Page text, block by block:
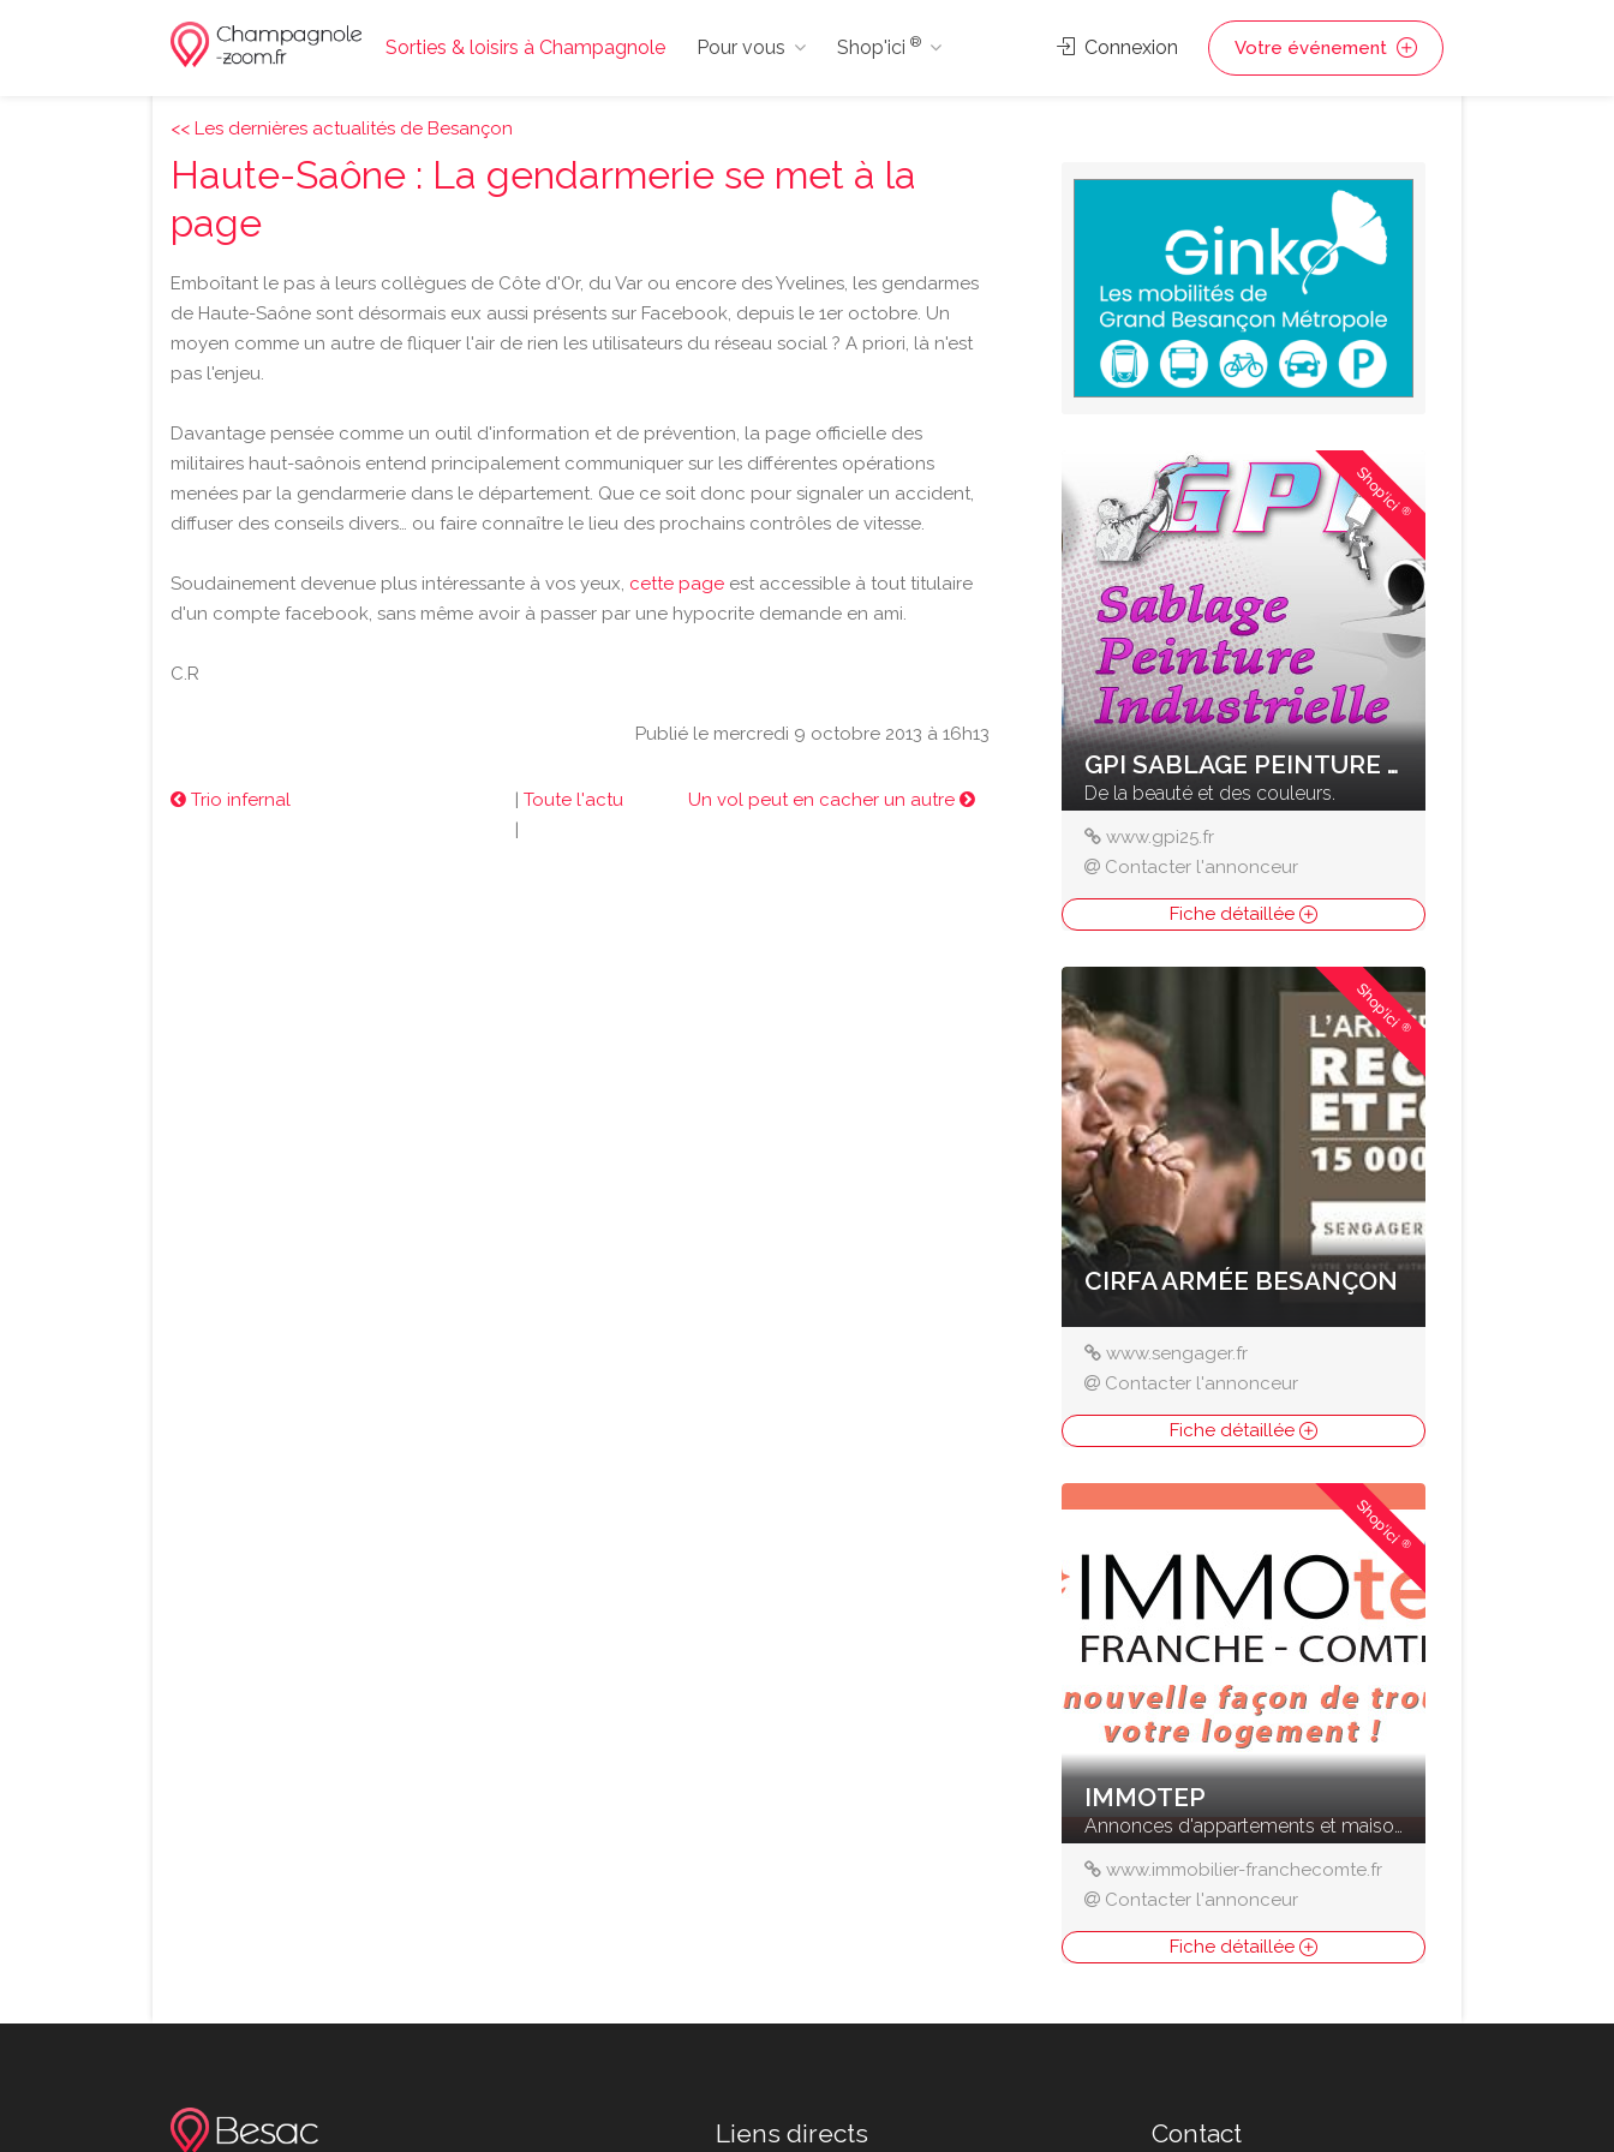
Sorties & loisirs à Champagnole Pour vous Shop'ici® Connexion Votre événement
<< Les dernières actualités de Besançon
Haute-Saône : La gendarmerie se met à la
page
Emboîtant le pas à leurs collègues de Côte d'Or, du Var ou encore des Yvelines, les gendarmes
de Haute-Saône sont désormais eux aussi présents sur Facebook, depuis le 1er octobre. Un
moyen comme un autre de fliquer l'air de rien les utilisateurs du réseau social ? A priori, là n'est
pas l'enjeu.
Davantage pensée comme un outil d'information et de prévention, la page officielle des
militaires haut-saônois entend principalement communiquer sur les différentes opérations
menées par la gendarmerie dans le département. Que ce soit donc pour signaler un accident,
diffuser des conseils divers… ou faire connaître le lieu des prochains contrôles de vitesse.
Soudainement devenue plus intéressante à vos yeux, cette page est accessible à tout titulaire
d'un compte facebook, sans même avoir à passer par une hypocrite demande en ami.
C.R
Publié le mercredi 9 octobre 2013 à 16h13
Trio infernal | Toute l'actu
|
Un vol peut en cacher un autre
Shop'ici®
GPI SABLAGE PEINTURE INDUSTRIELLE
De la beauté et des couleurs.
www.gpi25.fr
Contacter l'annonceur
Fiche détaillée
Shop'ici®
CIRFA ARMÉE BESANÇON
www.sengager.fr
Contacter l'annonceur
Fiche détaillée
Shop'ici®
IMMOTEP
Annonces d'appartements et maisons à vendre
www.immobilier-franchecomte.fr
Contacter l'annonceur
Fiche détaillée
Liens directs Contact